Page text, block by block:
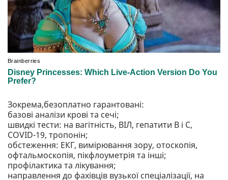
Зокрема,безоплатно гарантовані:
базові аналізи крові та сечі;
швидкі тести: на вагітність, ВІЛ, гепатити B і C,
COVID-19, тропонін;
обстеження: ЕКГ, вимірювання зору, отоскопія,
офтальмоскопія, пікфлоуметрія та інші;
профілактика та лікування;
направлення до фахівців вузької спеціалізації, на